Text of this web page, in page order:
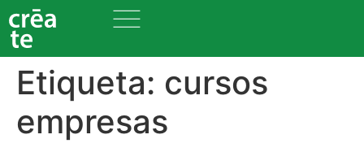
Etiqueta: cursos
empresas